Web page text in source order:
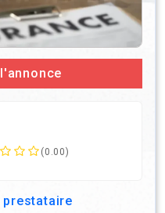
(0.00)
prestataire